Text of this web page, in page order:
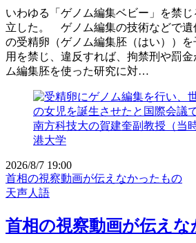
いわゆる「ゲノム編集ベビー」を禁
立した。 ゲノム編集の技術などで遺
の受精卵（ゲノム編集胚（はい））
用を禁じ、違反すれば、拘禁刑や罰
ム編集胚を使った研究に対…
2026/8/7 19:00
首相の視察動画が伝えなかったもの
天声人語
首相の視察動画が伝え